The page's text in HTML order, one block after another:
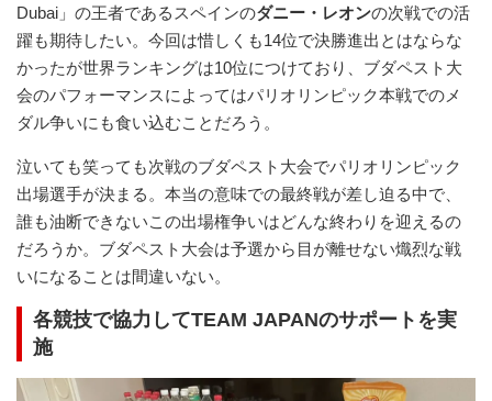
Dubai」の王者であるスペインのダニー・レオンの次戦での活
躍も期待したい。今回は惜しくも14位で決勝進出とはならな
かったが世界ランキングは10位につけており、ブダペスト大
会のパフォーマンスによってはパリオリンピック本戦でのメ
ダル争いにも食い込むことだろう。
泣いても笑っても次戦のブダペスト大会でパリオリンピック
出場選手が決まる。本当の意味での最終戦が差し迫る中で、
誰も油断できないこの出場権争いはどんな終わりを迎えるの
だろうか。ブダペスト大会は予選から目が離せない熾烈な戦
いになることは間違いない。
各競技で協力してTEAM JAPANのサポートを実
施